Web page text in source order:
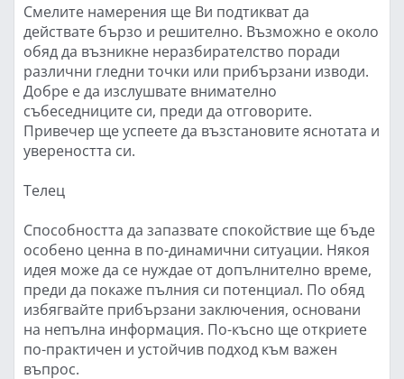
Смелите намерения ще Ви подтикват да
действате бързо и решително. Възможно е около
обяд да възникне неразбирателство поради
различни гледни точки или прибързани изводи.
Добре е да изслушвате внимателно
събеседниците си, преди да отговорите.
Привечер ще успеете да възстановите яснотата и
увереността си.
Телец
Способността да запазвате спокойствие ще бъде
особено ценна в по-динамични ситуации. Някоя
идея може да се нуждае от допълнително време,
преди да покаже пълния си потенциал. По обяд
избягвайте прибързани заключения, основани
на непълна информация. По-късно ще откриете
по-практичен и устойчив подход към важен
въпрос.